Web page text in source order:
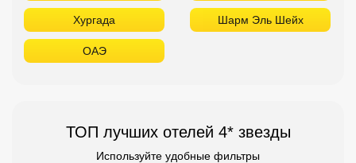
Хургада Шарм Эль Шейх
ОАЭ
ТОП лучших отелей 4* звезды
Используйте удобные фильтры